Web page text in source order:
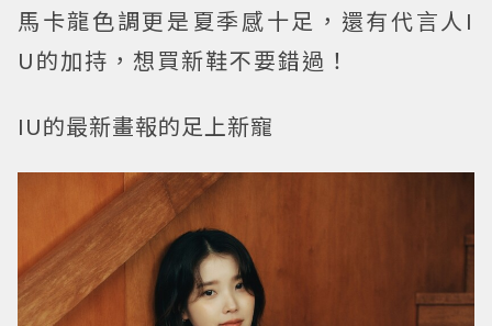
馬卡龍色調更是夏季感十足，還有代言人I
U的加持，想買新鞋不要錯過！
IU的最新畫報的足上新寵